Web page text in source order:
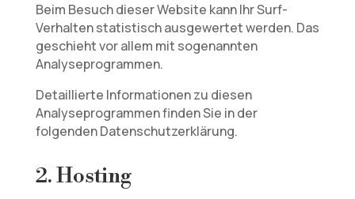
Beim Besuch dieser Website kann Ihr Surf-
Verhalten statistisch ausgewertet werden. Das
geschieht vor allem mit sogenannten
Analyseprogrammen.
Detaillierte Informationen zu diesen
Analyseprogrammen finden Sie in der
folgenden Datenschutzerklärung.
2. Hosting